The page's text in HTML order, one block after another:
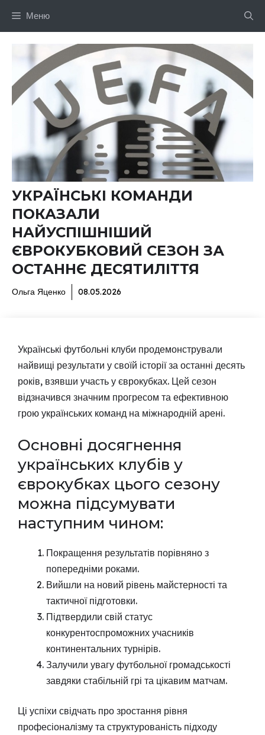
Меню
УКРАЇНСЬКІ КОМАНДИ
ПОКАЗАЛИ
НАЙУСПІШНІШИЙ
ЄВРОКУБКОВИЙ СЕЗОН ЗА
ОСТАННЄ ДЕСЯТИЛІТТЯ
Ольга Яценко 08.05.2026
Українські футбольні клуби продемонстрували
найвищі результати у своїй історії за останні десять
років, взявши участь у єврокубках. Цей сезон
відзначився значним прогресом та ефективною
грою українських команд на міжнародній арені.
Основні досягнення
українських клубів у
єврокубках цього сезону
можна підсумувати
наступним чином:
Покращення результатів порівняно з
попередніми роками.
Вийшли на новий рівень майстерності та
тактичної підготовки.
Підтвердили свій статус
конкурентоспроможних учасників
континентальних турнірів.
Залучили увагу футбольної громадськості
завдяки стабільній грі та цікавим матчам.
Ці успіхи свідчать про зростання рівня
професіоналізму та структурованість підходу